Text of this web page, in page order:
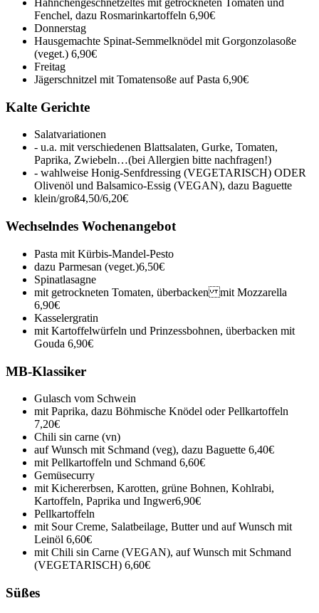
Hähnchengeschnetzeltes mit getrockneten Tomaten und
Fenchel, dazu Rosmarinkartoffeln 6,90€
Donnerstag
Hausgemachte Spinat-Semmelknödel mit Gorgonzolasoße
(veget.) 6,90€
Freitag
Jägerschnitzel mit Tomatensoße auf Pasta 6,90€
Kalte Gerichte
Salatvariationen
- u.a. mit verschiedenen Blattsalaten, Gurke, Tomaten,
Paprika, Zwiebeln…(bei Allergien bitte nachfragen!)
- wahlweise Honig-Senfdressing (VEGETARISCH) ODER
Olivenöl und Balsamico-Essig (VEGAN), dazu Baguette
klein/groß4,50/6,20€
Wechselndes Wochenangebot
Pasta mit Kürbis-Mandel-Pesto
dazu Parmesan (veget.)6,50€
Spinatlasagne
mit getrockneten Tomaten, überbacken mit Mozzarella
6,90€
Kasselergratin
mit Kartoffelwürfeln und Prinzessbohnen, überbacken mit
Gouda 6,90€
MB-Klassiker
Gulasch vom Schwein
mit Paprika, dazu Böhmische Knödel oder Pellkartoffeln
7,20€
Chili sin carne (vn)
auf Wunsch mit Schmand (veg), dazu Baguette 6,40€
mit Pellkartoffeln und Schmand 6,60€
Gemüsecurry
mit Kichererbsen, Karotten, grüne Bohnen, Kohlrabi,
Kartoffeln, Paprika und Ingwer6,90€
Pellkartoffeln
mit Sour Creme, Salatbeilage, Butter und auf Wunsch mit
Leinöl 6,60€
mit Chili sin Carne (VEGAN), auf Wunsch mit Schmand
(VEGETARISCH) 6,60€
Süßes